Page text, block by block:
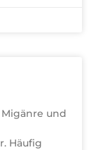
und
Häufig